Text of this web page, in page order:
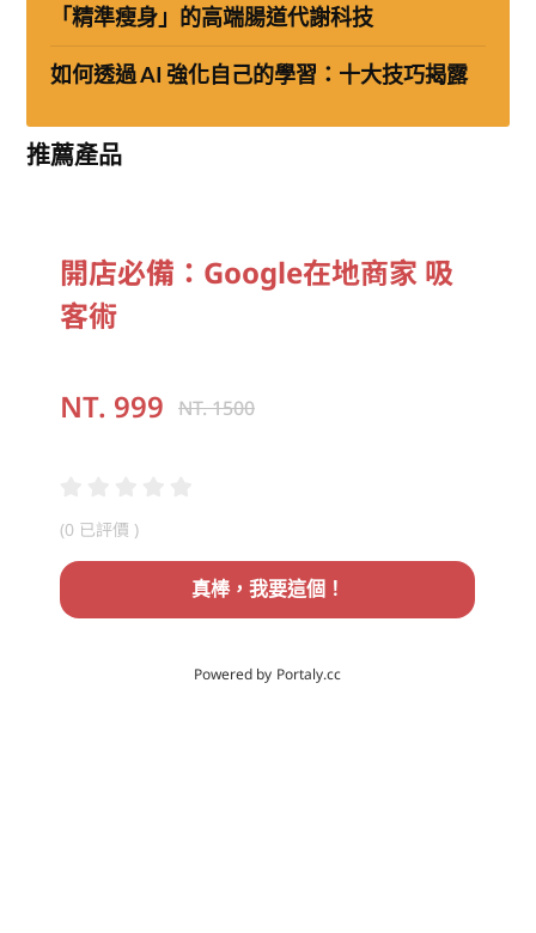
「精準瘦身」的高端腸道代謝科技
如何透過 AI 強化自己的學習：十大技巧揭露
推薦產品